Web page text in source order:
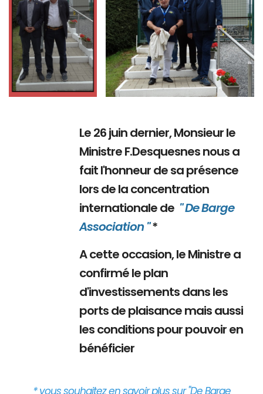
Le 26 juin dernier, Monsieur le
Ministre F.Desquesnes nous a
fait l'honneur de sa présence
lors de la concentration
internationale de " De Barge
Association "*
A cette occasion, le Ministre a
confirmé le plan
d'investissements dans les
ports de plaisance mais aussi
les conditions pour pouvoir en
bénéficier
* vous souhaitez en savoir plus sur "De Barge